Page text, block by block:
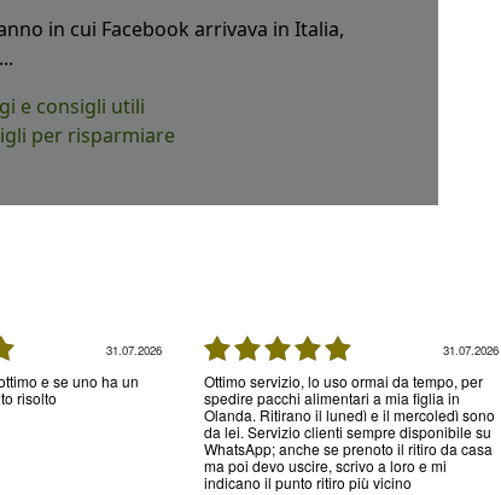
in cui Facebook arrivava in Italia,
e consigli utili
per risparmiare
31.07.2026
e se uno ha un
risolto
31.07.2026
Ottimo servizio, lo uso ormai da tempo, per
spedire pacchi alimentari a mia figlia in
Olanda. Ritirano il lunedì e il mercoledì sono
da lei. Servizio clienti sempre disponibile su
WhatsApp; anche se prenoto il ritiro da casa
ma poi devo uscire, scrivo a loro e mi
indicano il punto ritiro più vicino